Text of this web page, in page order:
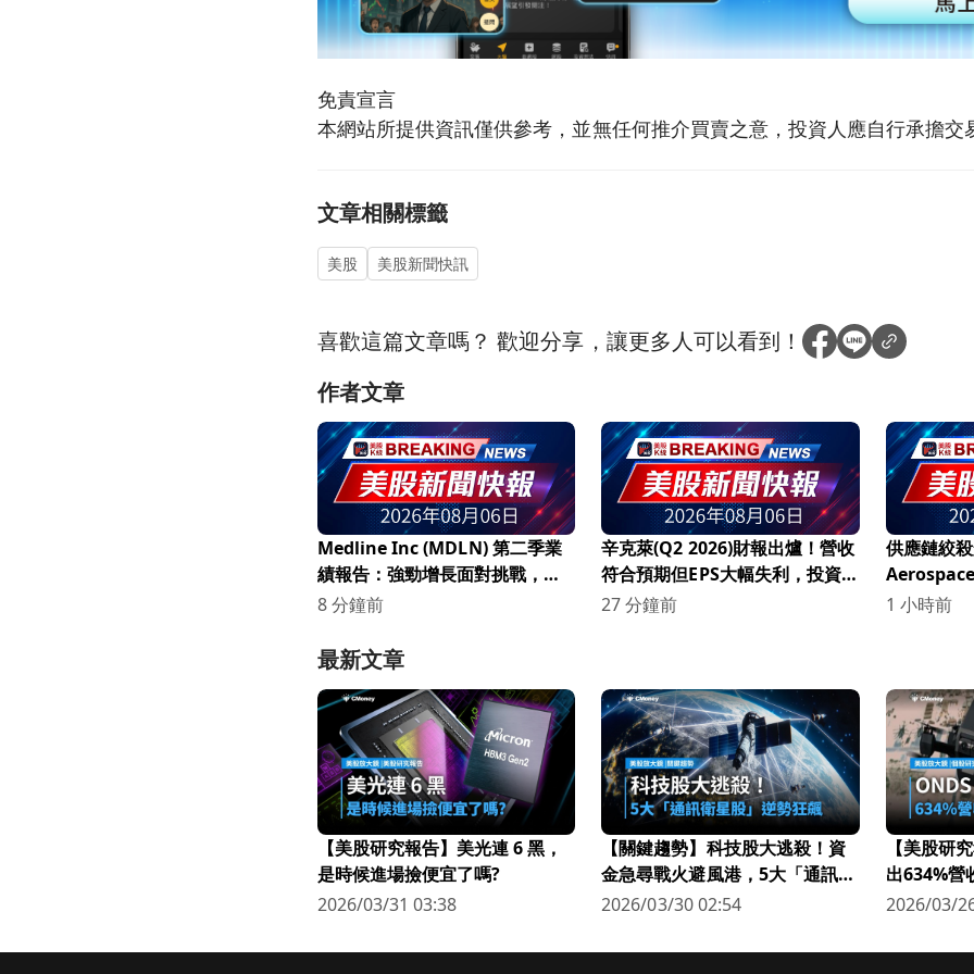
免責宣言
本網站所提供資訊僅供參考，並無任何推介買賣之意，投資人應自行承擔交
文章相關標籤
美股 美股新聞快訊
喜歡這篇文章嗎？歡迎分享，讓更多人可以看到！
作者文章
Medline Inc (MDLN) 第二季業
績報告：強勁增長面對挑戰，調
整預測引發關注
8 分鐘前
辛克萊(Q2 2026)財報出爐！營收
符合預期但EPS大幅失利，投資者
該如何抉擇？
27 分鐘前
供應鏈絞
「2%廠商
1 小時前
最新文章
【美股研究報告】美光連 6 黑，
是時候進場撿便宜了嗎?
2026/03/31 03:38
【關鍵趨勢】科技股大逃殺！資
金急尋戰火避風港，5大「通訊衛
星股」逆勢狂飆
2026/03/30 02:54
【美股研
出634%營
科技新星
2026/03/